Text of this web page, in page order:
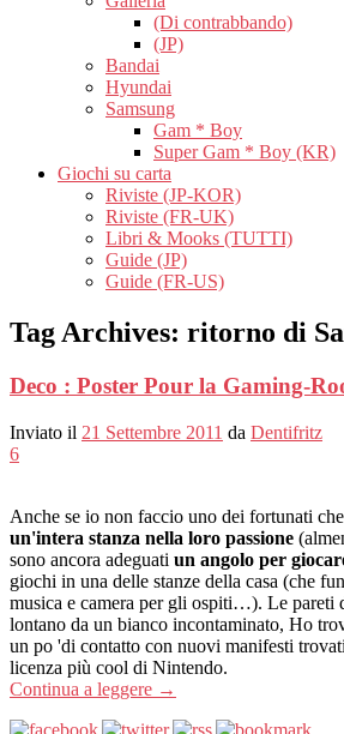
(Di contrabbando)
(JP)
Bandai
Hyundai
Samsung
Gam * Boy
Super Gam * Boy (KR)
Giochi su carta
Riviste (JP-KOR)
Riviste (FR-UK)
Libri & Mooks (TUTTI)
Guide (JP)
Guide (FR-US)
Tag Archives: ritorno di
Deco : Poster Pour la Gaming-
Inviato il 21 Settembre 2011 da Dentifritz
6
Anche se io non faccio uno dei fortunati
un'intera stanza nella loro passione
sono ancora adeguati un angolo per
giochi in una delle stanze della casa (che
musica e camera per gli ospiti…). Le pareti
lontano da un bianco incontaminato, Ho
un po 'di contatto con nuovi manifesti
licenza più cool di Nintendo.
Continua a leggere →